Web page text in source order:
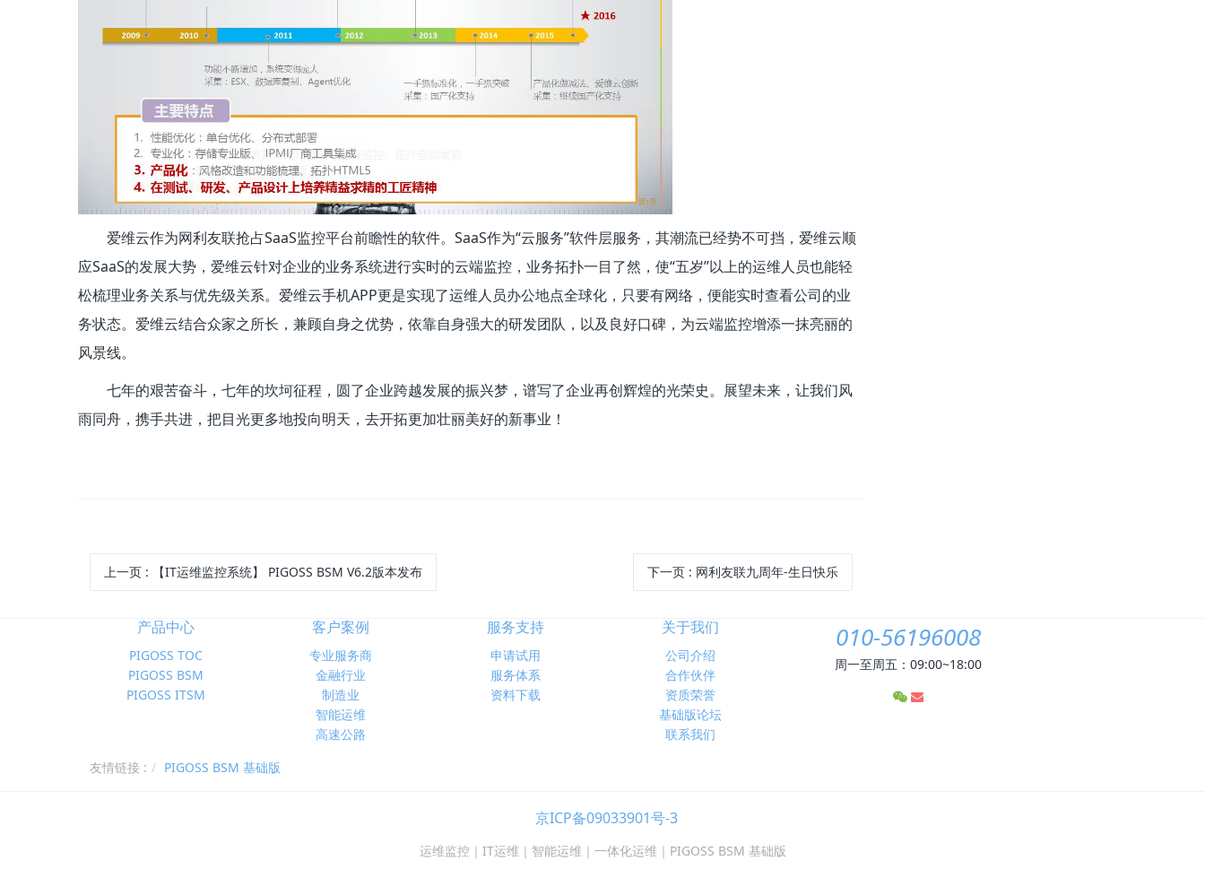
爱维云作为网利友联抢占SaaS监控平台前瞻性的软件。SaaS作为“云服务”软件层服务，其潮流已经势不可挡，爱维云顺
应SaaS的发展大势，爱维云针对企业的业务系统进行实时的云端监控，业务拓扑一目了然，使“五岁”以上的运维人员也能轻
松梳理业务关系与优先级关系。爱维云手机APP更是实现了运维人员办公地点全球化，只要有网络，便能实时查看公司的业
务状态。爱维云结合众家之所长，兼顾自身之优势，依靠自身强大的研发团队，以及良好口碑，为云端监控增添一抹亮丽的
风景线。
七年的艰苦奋斗，七年的坎坷征程，圆了企业跨越发展的振兴梦，谱写了企业再创辉煌的光荣史。展望未来，让我们风
雨同舟，携手共进，把目光更多地投向明天，去开拓更加壮丽美好的新事业！
上一页 : 【IT运维监控系统】 PIGOSS BSM V6.2版本发布 下一页 : 网利友联九周年-生日快乐
产品中心
PIGOSS TOC
PIGOSS BSM
PIGOSS ITSM
客户案例
专业服务商
金融行业
制造业
智能运维
高速公路
服务支持
申请试用
服务体系
资料下载
关于我们
公司介绍
合作伙伴
资质荣誉
基础版论坛
联系我们
010-56196008
周一至周五：09:00~18:00
友情链接 : PIGOSS BSM 基础版
京ICP备09033901号-3
运维监控｜IT运维｜智能运维｜一体化运维｜PIGOSS BSM 基础版